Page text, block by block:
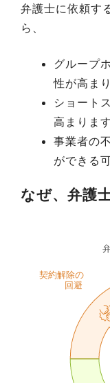
弁護士に依頼す
ら、
グループ
性が高ま
ショート
高まります
事業者の
ができる
なぜ、弁護